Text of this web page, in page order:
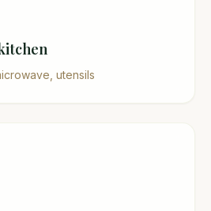
utensils